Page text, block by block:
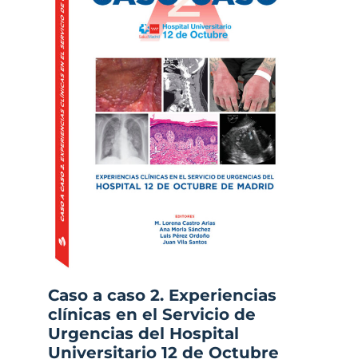
Caso a caso 2. Experiencias
clínicas en el Servicio de
Urgencias del Hospital
Universitario 12 de Octubre